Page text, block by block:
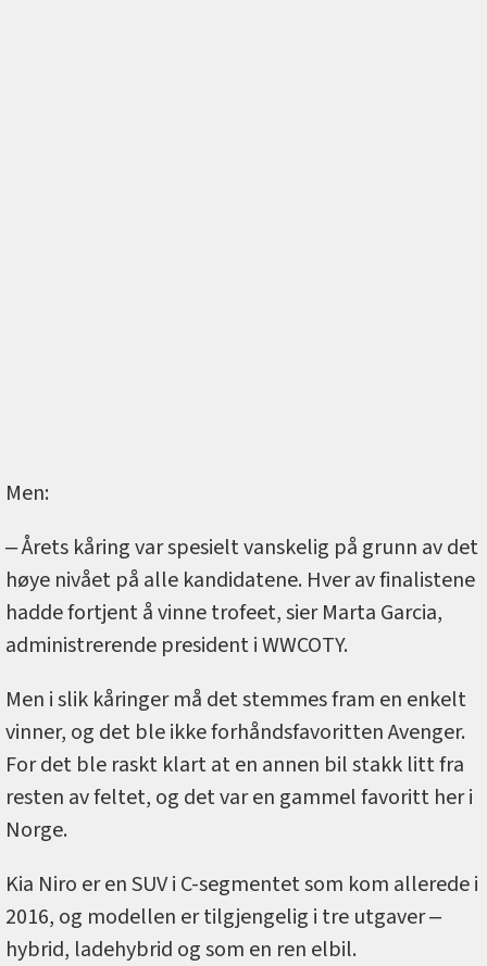
Men:
‒ Årets kåring var spesielt vanskelig på grunn av det
høye nivået på alle kandidatene. Hver av finalistene
hadde fortjent å vinne trofeet, sier Marta Garcia,
administrerende president i WWCOTY.
Men i slik kåringer må det stemmes fram en enkelt
vinner, og det ble ikke forhåndsfavoritten Avenger.
For det ble raskt klart at en annen bil stakk litt fra
resten av feltet, og det var en gammel favoritt her i
Norge.
Kia Niro er en SUV i C-segmentet som kom allerede i
2016, og modellen er tilgjengelig i tre utgaver ‒
hybrid, ladehybrid og som en ren elbil.